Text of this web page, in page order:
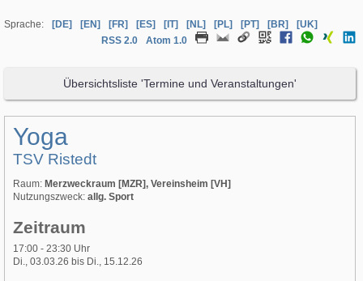
Sprache: [DE] [EN] [FR] [ES] [IT] [NL] [PL] [PT] [BR]
[UK]
RSS 2.0
Atom 1.0
Übersichtsliste 'Termine und Veranstaltungen'
Yoga
TSV Ristedt
Raum: Merzweckraum [MZR], Vereinsheim [VH]
Nutzungszweck: allg. Sport
Zeitraum
17:00 - 23:30 Uhr
Di., 03.03.26 bis Di., 15.12.26